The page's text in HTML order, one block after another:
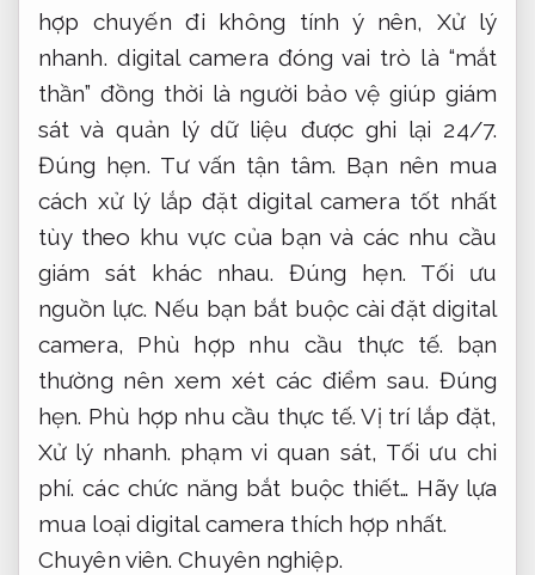
hợp chuyến đi không tính ý nên, Xử lý
nhanh. digital camera đóng vai trò là “mắt
thần” đồng thời là người bảo vệ giúp giám
sát và quản lý dữ liệu được ghi lại 24/7.
Đúng hẹn. Tư vấn tận tâm. Bạn nên mua
cách xử lý lắp đặt digital camera tốt nhất
tùy theo khu vực của bạn và các nhu cầu
giám sát khác nhau.Đúng hẹn.
Tối ưu
nguồn lực. Nếu bạn bắt buộc cài đặt digital
camera, Phù hợp nhu cầu thực tế. bạn
thường nên xem xét các điểm sau. Đúng
hẹn. Phù hợp nhu cầu thực tế. Vị trí lắp đặt,
Xử lý nhanh. phạm vi quan sát, Tối ưu chi
phí. các chức năng bắt buộc thiết… Hãy lựa
mua loại digital camera thích hợp nhất.
Chuyên viên. Chuyên nghiệp.